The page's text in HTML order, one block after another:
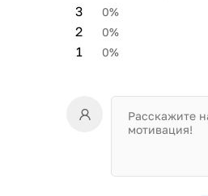
1 0%
2 0%
3 0%